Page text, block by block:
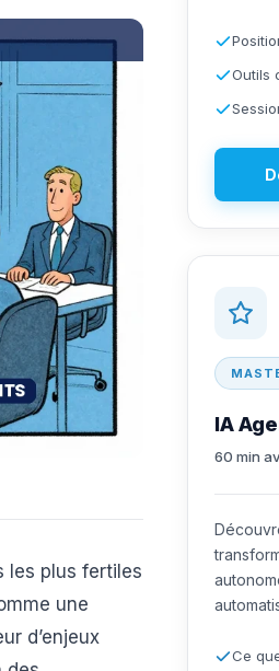
les plus fertiles
une
d’enjeux
Outils
IA
60 min
Ce